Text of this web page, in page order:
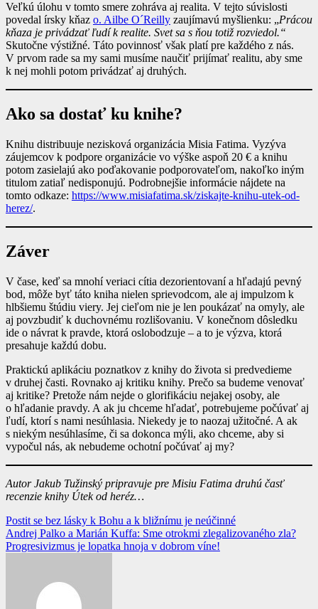
Veľkú úlohu v tomto smere zohráva aj realita. V tejto súvislosti
povedal írsky kňaz o. Ailbe O´Reilly zaujímavú myšlienku: „Prácou
kňaza je privádzať ľudí k realite. Svet sa s ňou totiž rozviedol.“
Skutočne výstižné. Táto povinnosť však platí pre každého z nás.
V prvom rade sa my sami musíme naučiť prijímať realitu, aby sme
k nej mohli potom privádzať aj druhých.
Ako sa dostať ku knihe?
Knihu distribuuje nezisková organizácia Misia Fatima. Vyzýva
záujemcov k podpore organizácie vo výške aspoň 20 € a knihu
potom zasielajú ako poďakovanie podporovateľom, nakoľko iným
titulom zatiaľ nedisponujú. Podrobnejšie informácie nájdete na
tomto odkaze: https://www.misiafatima.sk/ziskajte-knihu-utek-od-
herez/.
Záver
V čase, keď sa mnohí veriaci cítia dezorientovaní a hľadajú pevný
bod, môže byť táto kniha nielen sprievodcom, ale aj impulzom k
hlbšiemu štúdiu viery. Jej cieľom nie je len poukázať na omyly, ale
aj povzbudiť k duchovnému rozlišovaniu. V konečnom dôsledku
ide o návrat k pravde, ktorá oslobodzuje – a to je výzva, ktorá
presahuje každú dobu.
Praktickú aplikáciu poznatkov z knihy do života si predvedieme
v druhej časti. Rovnako aj kritiku knihy. Prečo sa budeme venovať
aj kritike? Pretože nám nejde o glorifikáciu nejakej osoby, ale
o hľadanie pravdy. A ak ju chceme hľadať, potrebujeme počúvať aj
ľudí, ktorí s nami nesúhlasia. Niekedy je to naozaj užitočné. A ak
s niekým nesúhlasíme, či sa dokonca mýli, ako chceme, aby si
vypočul nás, ak nebudeme ochotní počúvať aj my?
Autor Jakub Tužinský pripravuje pre Misiu Fatima druhú časť
recenzie knihy Útek od heréz…
Navigácia
v
Postit se bez lásky k Bohu a k bližnímu je neúčinné
Andrej Palko a Marián Kuffa: Sme otrokmi zlegalizovaného zla?
Progresivizmus je lopatka hnoja v dobrom víne!